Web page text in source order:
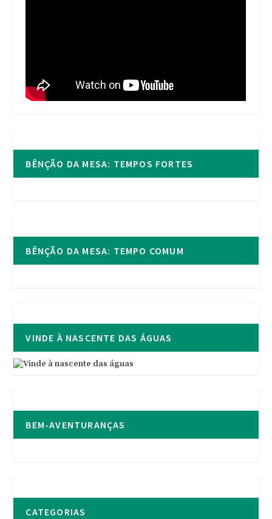
BÊNÇÃO DA MESA: TEMPOS FORTES
BÊNÇÃO DA MESA: TEMPO COMUM
VINDE À NASCENTE DAS ÁGUAS
BEM-AVENTURANÇAS
CATEGORIAS